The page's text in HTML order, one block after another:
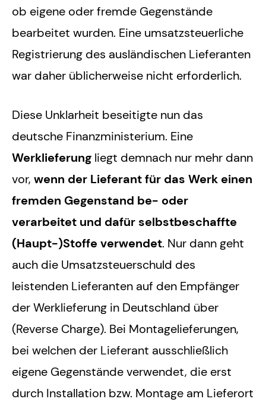
ob eigene oder fremde Gegenstände
bearbeitet wurden. Eine umsatzsteuerliche
Registrierung des ausländischen Lieferanten
war daher üblicherweise nicht erforderlich.
Diese Unklarheit beseitigte nun das
deutsche Finanzministerium. Eine
Werklieferung liegt demnach nur mehr dann
vor, wenn der Lieferant für das Werk einen
fremden Gegenstand be- oder
verarbeitet und dafür selbstbeschaffte
(Haupt-)Stoffe verwendet. Nur dann geht
auch die Umsatzsteuerschuld des
leistenden Lieferanten auf den Empfänger
der Werklieferung in Deutschland über
(Reverse Charge). Bei Montagelieferungen,
bei welchen der Lieferant ausschließlich
eigene Gegenstände verwendet, die erst
durch Installation bzw. Montage am Lieferort